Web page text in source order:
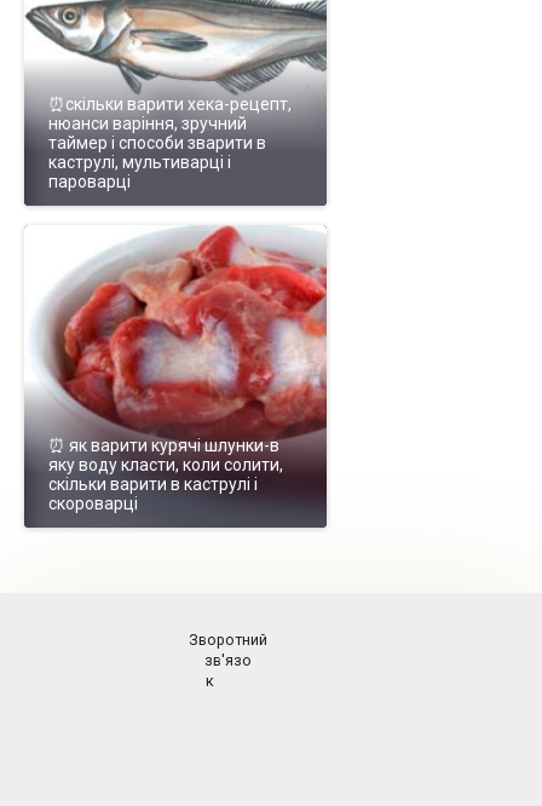
⏰скільки варити хека-рецепт,
нюанси варіння, зручний
таймер і способи зварити в
каструлі, мультиварці і
пароварці
⏰ як варити курячі шлунки-в
яку воду класти, коли солити,
скільки варити в каструлі і
скороварці
Зворотний
зв'язо
к